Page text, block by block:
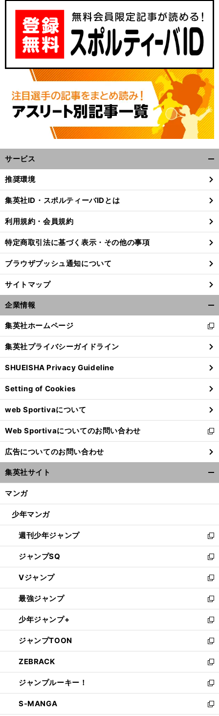
サービス
閉
る
推奨環境
集英社ID・スポルティーバIDとは
利用規約・会員規約
特定商取引法に基づく表示・その他の事項
ブラウザプッシュ通知について
サイトマップ
企業情報
閉
る
集英社ホームページ
新
し
い
ウ
ィ
ン
ド
ウ
で
開
く
集英社プライバシーガイドライン
SHUEISHA Privacy Guideline
Setting of Cookies
web Sportivaについて
Web Sportivaについてのお問い合わせ
新
し
い
ウ
ィ
ン
ウ
開
く
広告についてのお問い合わせ
集英社サイト
マンガ
少年マンガ
週刊少年ジャンプ
新
し
い
ウ
ィ
ン
ド
ウ
で
開
く
ジャンプSQ
新
し
い
ウ
ィ
ン
ド
ウ
で
開
く
Vジャンプ
新
し
い
ウ
ィ
ン
ド
ウ
で
開
く
最強ジャンプ
新
し
い
ウ
ィ
ン
ド
ウ
で
開
く
少年ジャンプ+
新
し
い
ウ
ィ
ン
ド
ウ
で
開
ジャンプTOON
新
し
い
ウ
ィ
ン
ド
ZEBRACK
新
し
い
ウ
ィ
ジャンプルーキー！
新
し
い
S-MANGA
新